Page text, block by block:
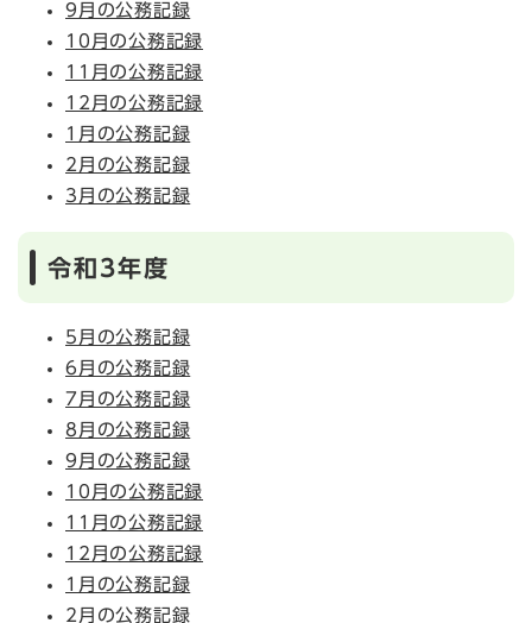
9月の公務記録
10月の公務記録
11月の公務記録
12月の公務記録
1月の公務記録
2月の公務記録
3月の公務記録
令和3年度
5月の公務記録
6月の公務記録
7月の公務記録
8月の公務記録
9月の公務記録
10月の公務記録
11月の公務記録
12月の公務記録
1月の公務記録
2月の公務記録